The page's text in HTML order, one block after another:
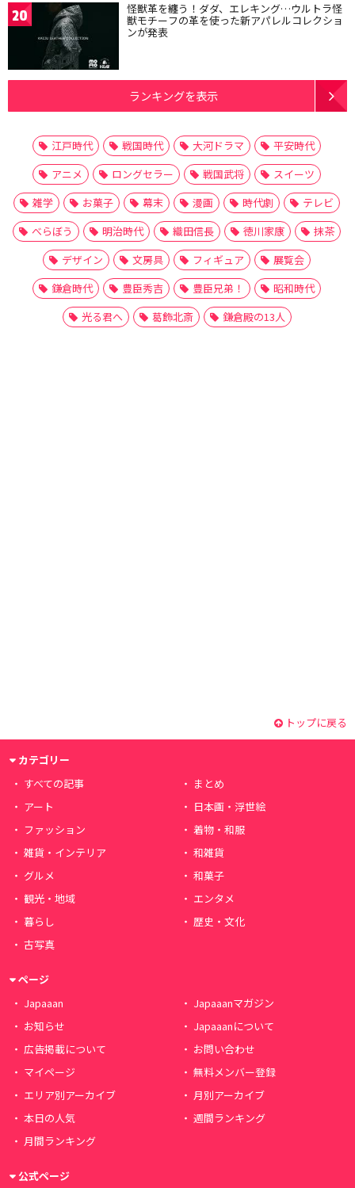
20 怪獣革を纏う！ダダ、エレキング…ウルトラ怪
獣モチーフの革を使った新アパレルコレクショ
ンが発表
ランキングを表示
江戸時代 戦国時代 大河ドラマ
平安時代
アニメ
ロングセラー 戦国武将
スイーツ
雑学
お菓子 幕末 漫画 時代劇
テレビ
べらぼう
明治時代 織田信長 徳川家康
抹茶
デザイン
文房具 フィギュア
展覧会
鎌倉時代
豊臣秀吉 豊臣兄弟！
昭和時代
光る君へ
葛飾北斎 鎌倉殿の13人
トップに戻る
カテゴリー
すべての記事
まとめ
アート
日本画・浮世絵
ファッション
着物・和服
雑貨・インテリア
和雑貨
グルメ
和菓子
観光・地域
エンタメ
暮らし
歴史・文化
古写真
ページ
Japaaan
Japaaanマガジン
お知らせ
Japaaanについて
広告掲載について
お問い合わせ
マイページ
無料メンバー登録
エリア別アーカイブ
月別アーカイブ
本日の人気
週間ランキング
月間ランキング
公式ページ